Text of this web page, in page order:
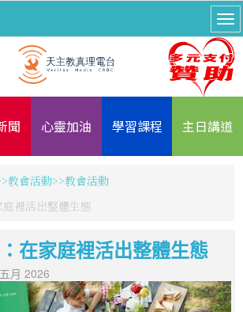
聞 心靈加油 學習課程 主日講道
教會活動
教會活動
裡活出整體生態
在家庭裡活出整體生態
月 2026